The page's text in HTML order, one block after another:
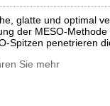
glatte und optimal
der MESO-
Spitzen penetrieren
Sie mehr